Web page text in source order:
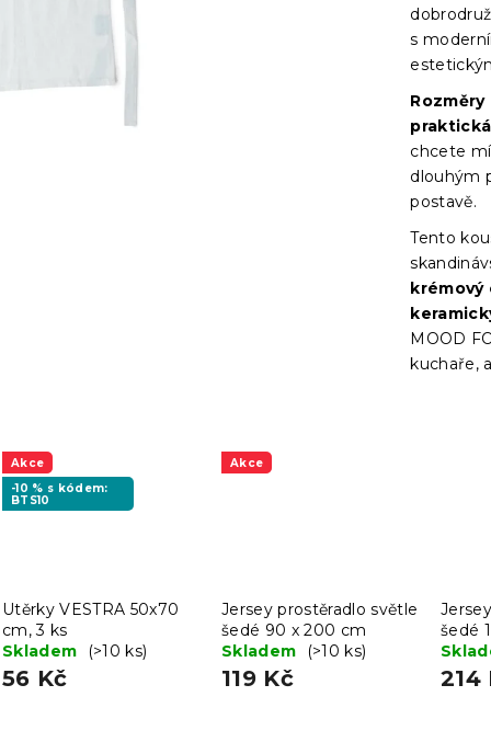
s
Rozměry
chcete
dlouhým
postavě.
Tento
krémový
MOOD
kuchaře,
Akce
-10 % s kódem:
BTS10
Utěrky VESTRA 50x70
cm, 3 ks
Skladem
(>10 ks)
56 Kč
Akce
Jersey prostěradlo světle
šedé 90 x 200 cm
Skladem
(>10 ks)
119 Kč
šedé
214